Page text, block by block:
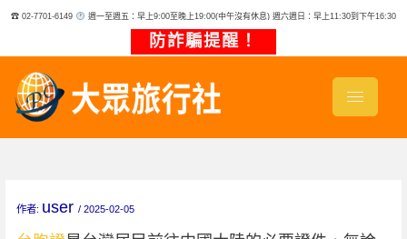
☎ 02-7701-6149 週一至週五：早上9:00至晚上19:00(中午沒有休息) 週六週日：早上11:30到下午16:30
防詐騙提醒！
作者: user / 2025-02-05